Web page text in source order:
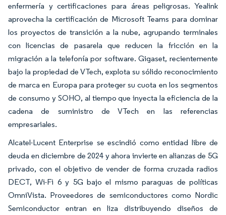
enfermería y certificaciones para áreas peligrosas. Yealink
aprovecha la certificación de Microsoft Teams para dominar
los proyectos de transición a la nube, agrupando terminales
con licencias de pasarela que reducen la fricción en la
migración a la telefonía por software. Gigaset, recientemente
bajo la propiedad de VTech, explota su sólido reconocimiento
de marca en Europa para proteger su cuota en los segmentos
de consumo y SOHO, al tiempo que inyecta la eficiencia de la
cadena de suministro de VTech en las referencias
empresariales.
Alcatel-Lucent Enterprise se escindió como entidad libre de
deuda en diciembre de 2024 y ahora invierte en alianzas de 5G
privado, con el objetivo de vender de forma cruzada radios
DECT, Wi-Fi 6 y 5G bajo el mismo paraguas de políticas
OmniVista. Proveedores de semiconductores como Nordic
Semiconductor entran en liza distribuyendo diseños de